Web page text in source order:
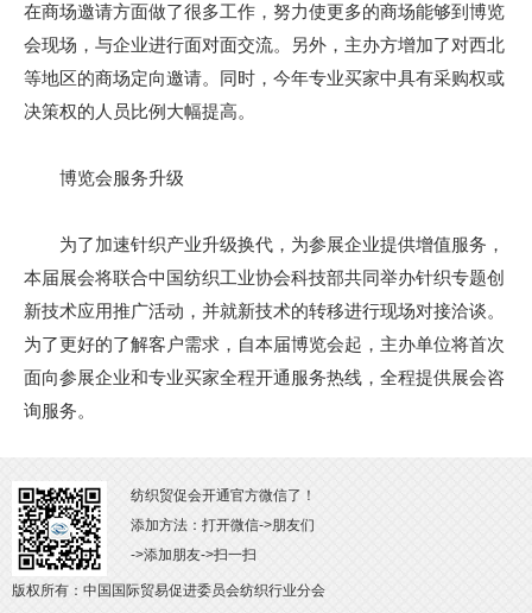
在商场邀请方面做了很多工作，努力使更多的商场能够到博览
会现场，与企业进行面对面交流。另外，主办方增加了对西北
等地区的商场定向邀请。同时，今年专业买家中具有采购权或
决策权的人员比例大幅提高。
博览会服务升级
为了加速针织产业升级换代，为参展企业提供增值服务，
本届展会将联合中国纺织工业协会科技部共同举办针织专题创
新技术应用推广活动，并就新技术的转移进行现场对接洽谈。
为了更好的了解客户需求，自本届博览会起，主办单位将首次
面向参展企业和专业买家全程开通服务热线，全程提供展会咨
询服务。
纺织贸促会开通官方微信了！
添加方法：打开微信->朋友们
->添加朋友->扫一扫
版权所有：中国国际贸易促进委员会纺织行业分会